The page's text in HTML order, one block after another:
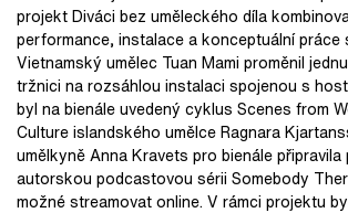
projekt Diváci bez uměleckého díla
performance, instalace a konceptuální práce
Vietnamský umělec Tuan Mami proměnil
tržnici na rozsáhlou instalaci spojenou s
byl na bienále uvedený cyklus Scenes from
Culture islandského umělce Ragnara
umělkyně Anna Kravets pro bienále připravila
autorskou podcastovou sérii Somebody
možné streamovat online. V rámci projektu